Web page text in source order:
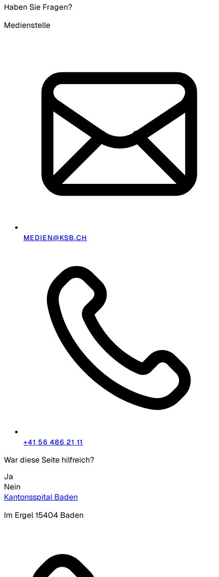
Haben Sie Fragen?
Medienstelle
MEDIEN@KSB.CH
+41 56 486 21 11
War diese Seite hilfreich?
Ja
Nein
Kantonsspital Baden
Im Ergel 15404 Baden